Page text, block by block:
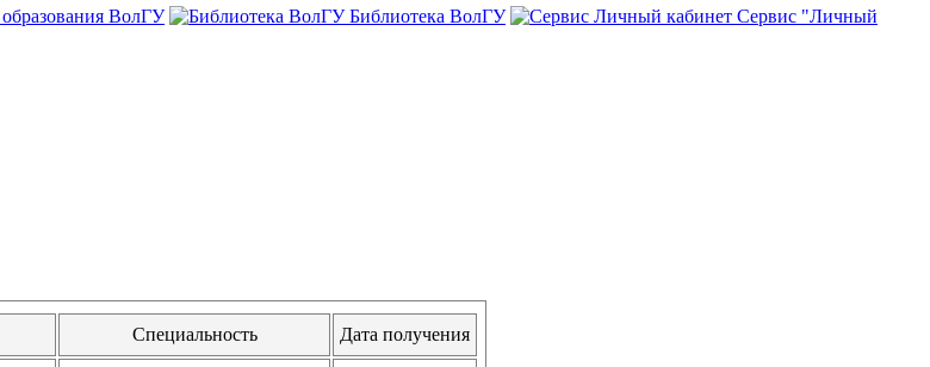
ВолГУ Библиотека ВолГУ
Сервис "Личный
Специальность Дата получения